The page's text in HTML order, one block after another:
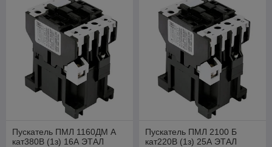
Пускатель ПМЛ 1160ДМ А
кат380В (1з) 16А ЭТАЛ
Пускатель ПМЛ 2100 Б
кат220В (1з) 25А ЭТАЛ